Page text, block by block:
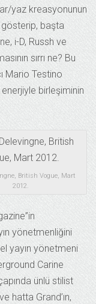
yaz kreasyonunun
gösterip, başta
i-D, Russh ve
sırrı ne? Bu
Mario Testino
enerjiyle birleşiminin
British Vogue, Mart
2012.
yönetmenliğini
yayın yönetmeni
Carine
ünlü stilist
hatta Grand’ın,